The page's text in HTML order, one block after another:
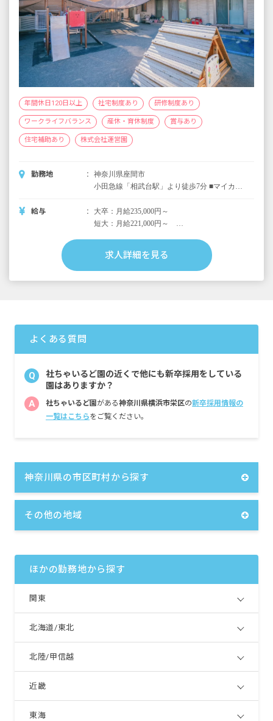
26歳／入社5年目／短大・専門卒／年収
3,950,000円
28歳／入社5年目／大卒／年収4,110,000円
※試用期間なし
年間休日120日以上 社宅制度あり 研修制度あり
ワークライフバランス 産休・育休制度 賞与あり
住宅補助あり 株式会社運営園
勤務地
神奈川県座間市
小田急線「相武台駅」より徒歩7分 ■マイカー
給与
大卒：月給235,000円～
短大：月給221,000円～
■交通費：電車利用の場合は基本全額支給／そ
の他の交通手段は要相談
円
26歳／経験6年／クラス担任／年収364万円
※いずれも処遇改善等を含む
求人詳細を見る
よくある質問
Q
社ちゃいるど園の近くで他にも新卒採用をしている
園はありますか？
A 社ちゃいるど園がある神奈川県横浜市栄区の新卒採用情報の
一覧はこちらをご覧ください。
神奈川県の市区町村から探す
その他の地域
ほかの勤務地から探す
関東
北海道/東北
北陸/甲信越
近畿
東海